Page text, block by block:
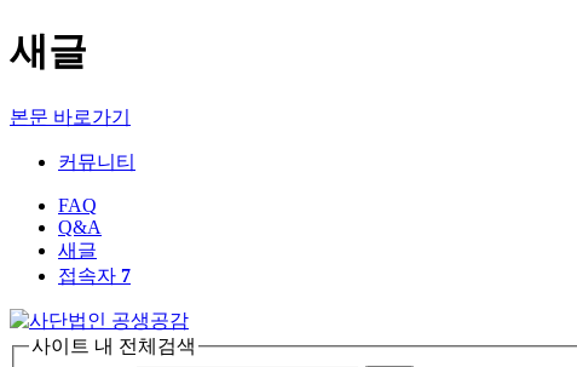
새글
본문 바로가기
커뮤니티
FAQ
Q&A
새글
접속자 7
사이트 내 전체검색